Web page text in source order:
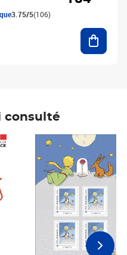
3.75/5(106)
consulté
Prix 7,50€